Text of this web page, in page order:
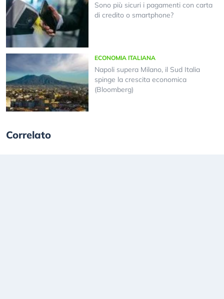
Sono più sicuri i pagamenti con carta
di credito o smartphone?
ECONOMIA ITALIANA
Napoli supera Milano, il Sud Italia
spinge la crescita economica
(Bloomberg)
Correlato